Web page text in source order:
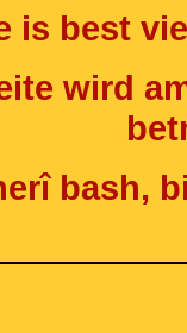
is best
wird
bash,